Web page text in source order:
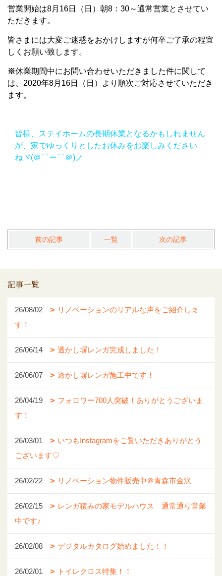
営業開始は8月16日（日）朝8：30～通常営業とさせてい
ただきます。
皆さまには大変ご迷惑をおかけしますが何卒ご了承の程宜
しくお願い致します。
※休業期間中にお問い合わせいただきました件に関して
は、2020年8月16日（日）より順次ご対応させていただき
ます。
皆様、ステイホームの長期休業となるかもしれません
が、 家でゆっくりとしたお休みをお楽しみください
ねヾ(＠⌒ー⌒＠)ノ
前の記事 一覧 次の記事
記事一覧
26/08/02
リノベーションのリアルな声をご紹介しま
す！
26/06/14 透かし塀レンガ完成しました！
26/06/07 透かし塀レンガ施工中です！
26/04/19
フォロワー700人突破！ありがとうございま
す！
26/03/01
いつもInstagramをご覧いただきありがとう
ございます♡
26/02/22 リノベーション物件販売中＠青森市金沢
26/02/15
レンガ積みの家モデルハウス 通常通り営業
中です♪
26/02/08 デジタルカタログ始めました！！
26/02/01 トイレクロス特集！！